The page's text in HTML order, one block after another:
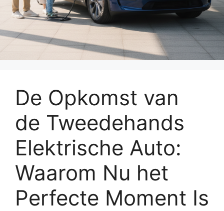
De Opkomst van
de Tweedehands
Elektrische Auto:
Waarom Nu het
Perfecte Moment Is